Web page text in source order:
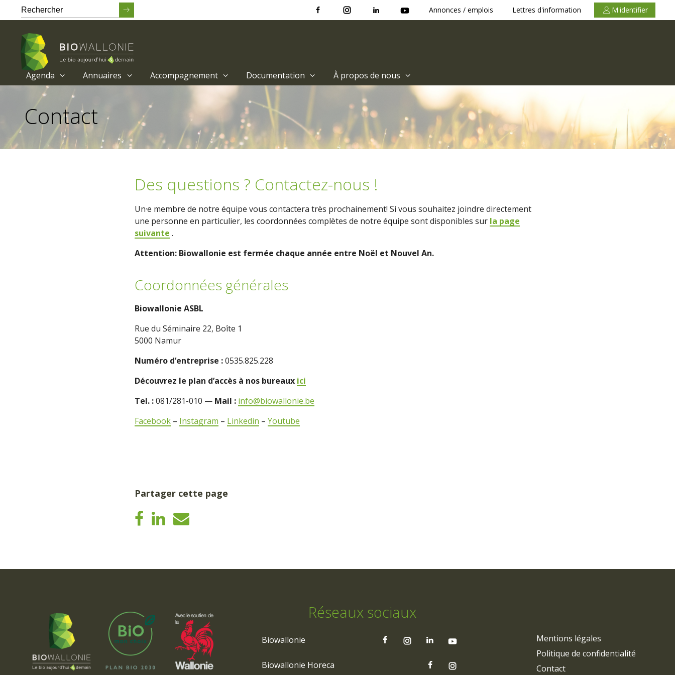
contenu
principal
Annonces / emplois Lettres d'information M'identifier
Agenda Annuaires Accompagnement Documentation À propos de nous
Contact
Des questions ? Contactez-nous !
Un·e membre de notre équipe vous contactera très prochainement! Si vous souhaitez joindre directement
une personne en particulier, les coordonnées complètes de notre équipe sont disponibles sur la page
suivante .
Attention: Biowallonie est fermée chaque année entre Noël et Nouvel An.
Coordonnées générales
Biowallonie ASBL
Rue du Séminaire 22, Boîte 1
5000 Namur
Numéro d’entreprise :0535.825.228
Découvrez le plan d’accès à nos bureaux ici
Tel. :081/281-010 — Mail : info@biowallonie.be
Facebook – Instagram – Linkedin – Youtube
Partager cette page
Réseaux sociaux
Biowallonie
Biowallonie Horeca
Mentions légales
Politique de confidentialité
Contact